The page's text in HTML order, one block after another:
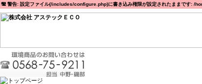
警告: 設定ファイル(/includes/configure.php)に書き込み権限が設定されたままです: